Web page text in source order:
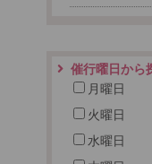
催行曜日から
月曜日
火曜日
水曜日